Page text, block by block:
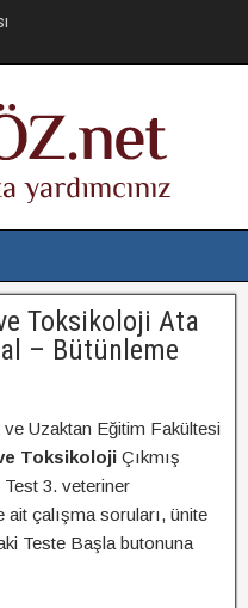
Toksikoloji Ata
– Bütünleme
Uzaktan Eğitim Fakültesi
Toksikoloji Çıkmış
3. veteriner
çalışma soruları, ünite
Teste Başla butonuna